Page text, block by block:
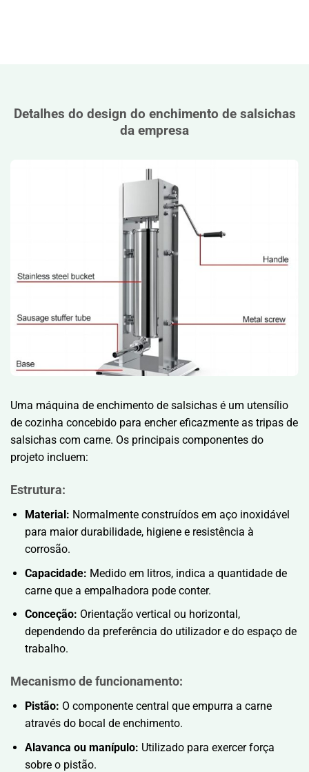
Detalhes do design do enchimento de salsichas
da empresa
Uma máquina de enchimento de salsichas é um utensílio
de cozinha concebido para encher eficazmente as tripas de
salsichas com carne. Os principais componentes do
projeto incluem:
Estrutura:
Material: Normalmente construídos em aço inoxidável
para maior durabilidade, higiene e resistência à
corrosão.
Capacidade: Medido em litros, indica a quantidade de
carne que a empalhadora pode conter.
Conceção: Orientação vertical ou horizontal,
dependendo da preferência do utilizador e do espaço de
trabalho.
Mecanismo de funcionamento:
Pistão: O componente central que empurra a carne
através do bocal de enchimento.
Alavanca ou manípulo: Utilizado para exercer força
sobre o pistão.